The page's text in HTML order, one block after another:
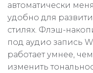
автоматически
удобно для
стилях. Флэш-
под аудио запись
работает умнее,
изменить